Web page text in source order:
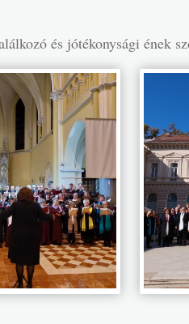
és jótékonysági ének